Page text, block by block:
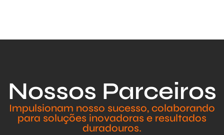
Nossos Parceiros
Impulsionam nosso sucesso, colaborando
para soluções inovadoras e resultados
duradouros.